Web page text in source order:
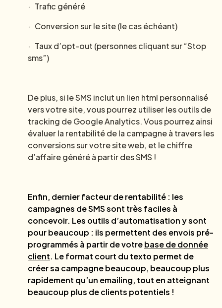
· Trafic généré
· Conversion sur le site (le cas échéant)
· Taux d’opt-out (personnes cliquant sur “Stop
sms”)
De plus, si le SMS inclut un lien html personnalisé
vers votre site, vous pourrez utiliser les outils de
tracking de Google Analytics. Vous pourrez ainsi
évaluer la rentabilité de la campagne à travers les
conversions sur votre site web, et le chiffre
d’affaire généré à partir des SMS !
Enfin, dernier facteur de rentabilité : les
campagnes de SMS sont très faciles à
concevoir. Les outils d’automatisation y sont
pour beaucoup : ils permettent des envois pré-
programmés à partir de votrebase de donnée
client. Le format court du texto permet de
créer sa campagne beaucoup, beaucoup plus
rapidement qu’un emailing, tout en atteignant
beaucoup plus de clients potentiels !